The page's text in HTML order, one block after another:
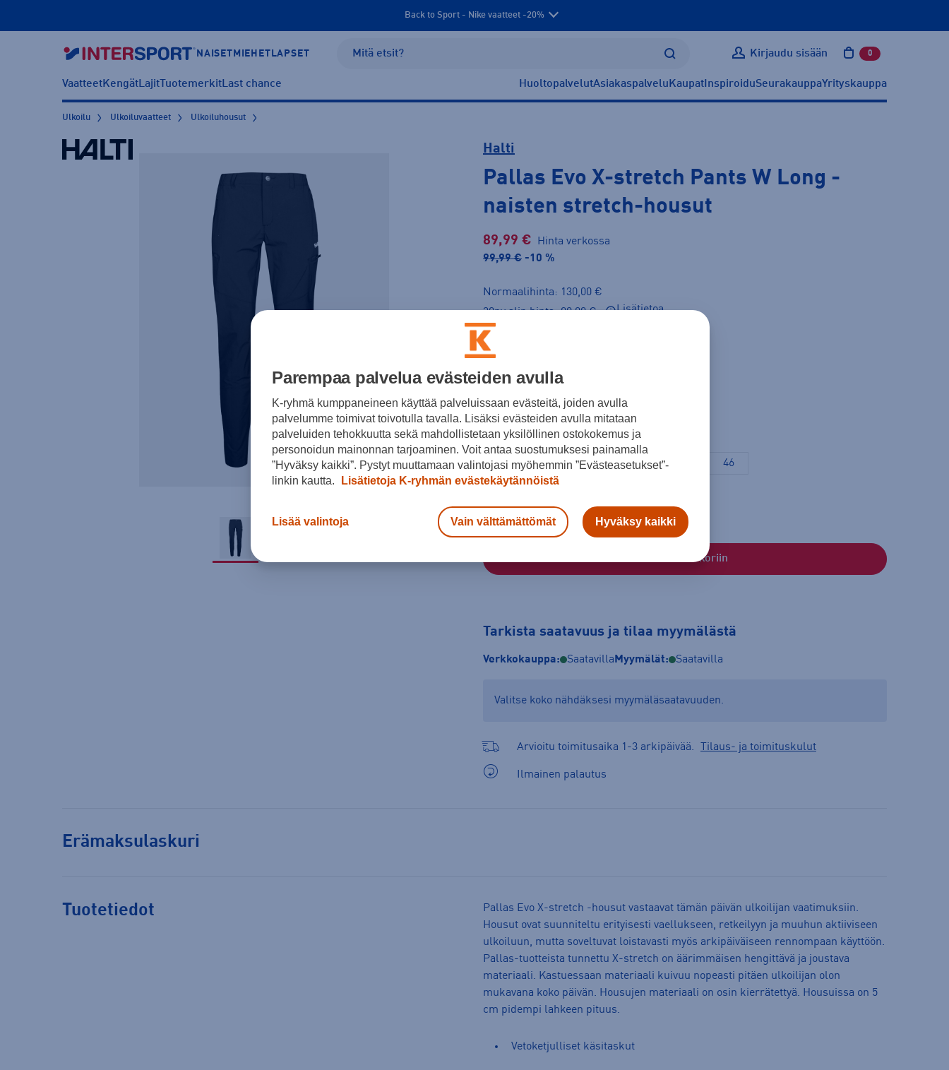
Back to Sport - Nike vaatteet -20%
NAISET MIEHET LAPSET Kirjaudu sisään 0 tuotetta
VaatteetKengätLajitTuotemerkitLast chance HuoltopalvelutAsiakaspalvelu Kaupat InspiroiduSeurakauppaYrityskauppa
Ulkoilu Ulkoiluvaatteet Ulkoiluhousut
Halti
Pallas Evo X-stretch Pants W Long -
naisten stretch-housut
89,99 €
Hinta verkossa
99,99 € -10 %
Normaalihinta: 130,00 €
30pv alin hinta: 99,99 €
Lisätietoa
Väri
Musta
Koko
36 38 40 42 46
Lisää ostoskoriin
Tarkista saatavuus ja tilaa myymälästä
Verkkokauppa: Saatavilla Myymälät: Saatavilla
Valitse koko nähdäksesi myymäläsaatavuuden.
Arvioitu toimitusaika 1-3 arkipäivää. Tilaus- ja toimituskulut
Ilmainen palautus
Erämaksulaskuri
Tuotetiedot
Pallas Evo X-stretch -housut vastaavat tämän päivän ulkoilijan vaatimuksiin.
Housut ovat suunniteltu erityisesti vaellukseen, retkeilyyn ja muuhun aktiiviseen
ulkoiluun, mutta soveltuvat loistavasti myös arkipäiväiseen rennompaan käyttöön.
Pallas-tuotteista tunnettu X-stretch on äärimmäisen hengittävä ja joustava
materiaali. Kastuessaan materiaali kuivuu nopeasti pitäen ulkoilijan olon
mukavana koko päivän. Housujen materiaali on osin kierrätettyä. Housuissa on 5
cm pidempi lahkeen pituus.
Vetoketjulliset käsitaskut
Parempaa palvelua evästeiden avulla
K-ryhmä kumppaneineen käyttää palveluissaan evästeitä, joiden avulla
palvelumme toimivat toivotulla tavalla. Lisäksi evästeiden avulla mitataan
palveluiden tehokkuutta sekä mahdollistetaan yksilöllinen ostokokemus ja
personoidun mainonnan tarjoaminen. Voit antaa suostumuksesi painamalla
”Hyväksy kaikki”. Pystyt muuttamaan valintojasi myöhemmin ”Evästeasetukset”-
linkin kautta.
Lisätietoja K-ryhmän evästekäytännöistä
Lisää valintoja Vain välttämättömät Hyväksy kaikki